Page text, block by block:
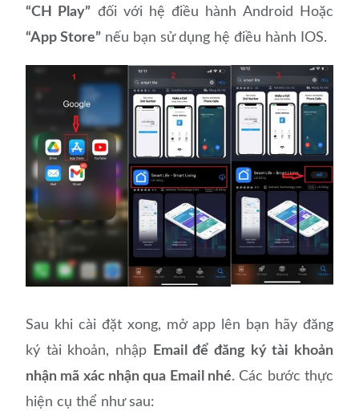
“CH Play” đối với hệ điều hành Android Hoặc
“App Store” nếu bạn sử dụng hệ điều hành IOS.
Sau khi cài đặt xong, mở app lên bạn hãy đăng
ký tài khoản, nhập
Email để đăng ký tài khoản
nhận mã xác nhận qua Email nhé. Các bước thực
hiện cụ thể như sau: